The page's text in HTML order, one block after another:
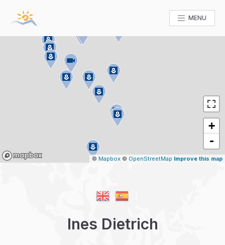
MENU
Mapbox
+
-
© Mapbox © OpenStreetMap Improve this map
Ines Dietrich